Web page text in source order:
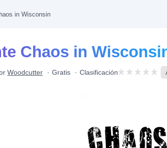
in Wisconsin
Chaos in
Woodcutter Gratis Clasificación